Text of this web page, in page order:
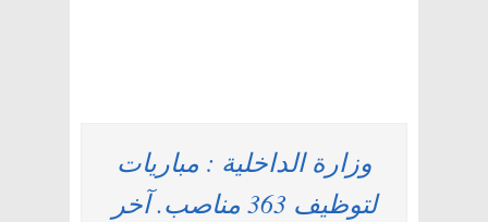
وزارة الداخلية : مباريات
لتوظيف 363 مناصب. آخر